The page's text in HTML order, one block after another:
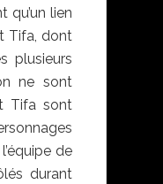
qu’un lien
Tifa, dont
plusieurs
ne sont
Tifa sont
de
durant